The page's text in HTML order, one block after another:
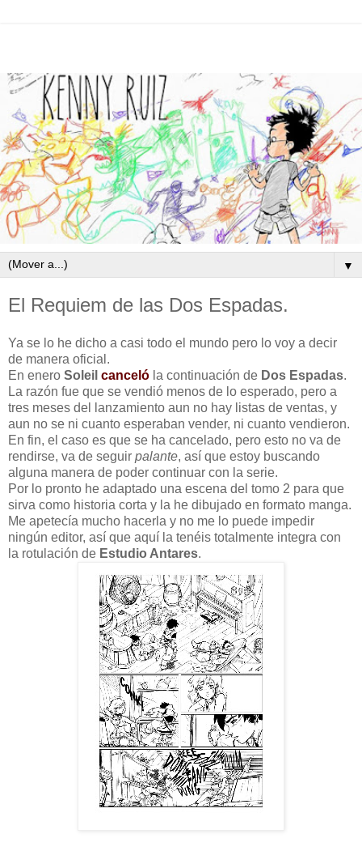
▼
El Requiem de las Dos Espadas.
Ya se lo he dicho a casi todo el mundo pero lo voy a decir
de manera oficial.
En enero Soleil canceló la continuación de Dos Espadas.
La razón fue que se vendió menos de lo esperado, pero a
tres meses del lanzamiento aun no hay listas de ventas, y
aun no se ni cuanto esperaban vender, ni cuanto vendieron.
En fin, el caso es que se ha cancelado, pero esto no va de
rendirse, va de seguir palante, así que estoy buscando
alguna manera de poder continuar con la serie.
Por lo pronto he adaptado una escena del tomo 2 para que
sirva como historia corta y la he dibujado en formato manga.
Me apetecía mucho hacerla y no me lo puede impedir
ningún editor, así que aquí la tenéis totalmente integra con
la rotulación de Estudio Antares.